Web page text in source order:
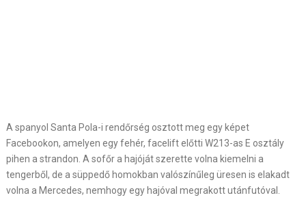
A spanyol Santa Pola-i rendőrség osztott meg egy képet
Facebookon, amelyen egy fehér, facelift előtti W213-as E osztály
pihen a strandon. A sofőr a hajóját szerette volna kiemelni a
tengerből, de a süppedő homokban valószínűleg üresen is elakadt
volna a Mercedes, nemhogy egy hajóval megrakott utánfutóval.